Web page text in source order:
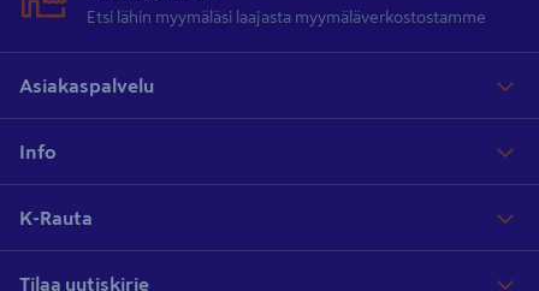
Etsi lähin myymäläsi laajasta myymäläverkostostamme
Asiakaspalvelu
Info
K-Rauta
Tilaa uutiskirje